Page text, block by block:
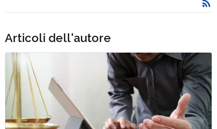
Articoli dell'autore